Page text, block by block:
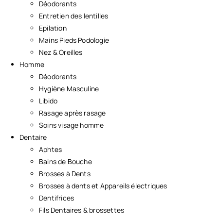
Déodorants
Entretien des lentilles
Epilation
Mains Pieds Podologie
Nez & Oreilles
Homme
Déodorants
Hygiène Masculine
Libido
Rasage après rasage
Soins visage homme
Dentaire
Aphtes
Bains de Bouche
Brosses à Dents
Brosses à dents et Appareils électriques
Dentifrices
Fils Dentaires & brossettes